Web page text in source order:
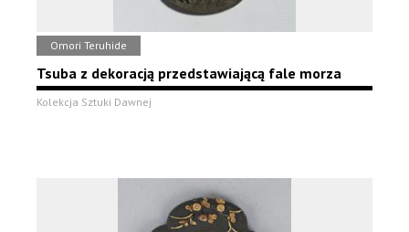
Omori Teruhide
Tsuba z dekoracją przedstawiającą fale morza
Kolekcja Sztuki Dawnej